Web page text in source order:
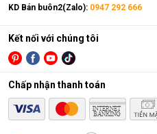
Màng lọc RO: Là trái tim
nước tinh khiết đi qua, giữ
kim loại nặng, chất hóa
khoáng, lõi hydrogen, lõi
cân bằng pH, khử mùi,
nhiễm khuẩn.
KD Bán buôn2(Zalo): 0947 292 666
Kết nối với chúng tôi
Chấp nhận thanh toán